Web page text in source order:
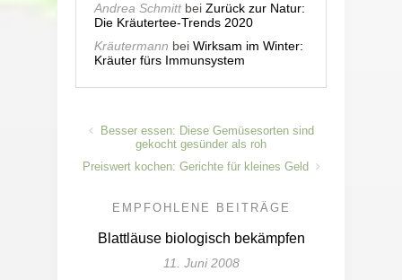
Andrea Schmittbei Zurück zur Natur:
Die Kräutertee-Trends 2020
Kräutermann bei Wirksam im Winter:
Kräuter fürs Immunsystem
Besser essen: Diese Gemüsesorten sind
gekocht gesünder als roh
Preiswert kochen: Gerichte für kleines Geld
EMPFOHLENE BEITRÄGE
Blattläuse biologisch bekämpfen
11. Juni 2008